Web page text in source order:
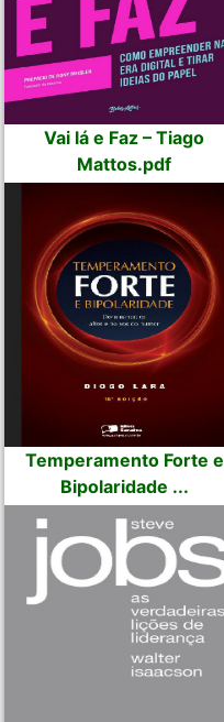
Vai lá e Faz – Tiago
Mattos.pdf
Temperamento Forte e
Bipolaridade ...